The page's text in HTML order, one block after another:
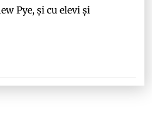
Pye, și cu elevi și